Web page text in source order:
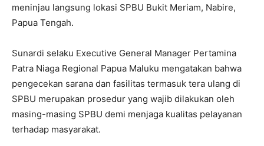
meninjau langsung lokasi SPBU Bukit Meriam, Nabire,
Papua Tengah.
Sunardi selaku Executive General Manager Pertamina
Patra Niaga Regional Papua Maluku mengatakan bahwa
pengecekan sarana dan fasilitas termasuk tera ulang di
SPBU merupakan prosedur yang wajib dilakukan oleh
masing-masing SPBU demi menjaga kualitas pelayanan
terhadap masyarakat.